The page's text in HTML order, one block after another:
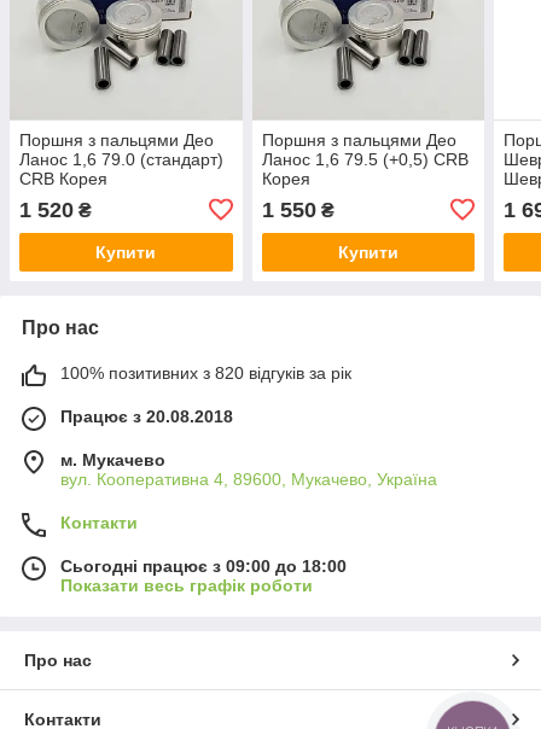
Поршня з пальцями Део
Ланос 1,6 79.0 (стандарт)
CRB Корея
1 520 ₴
Купити
Поршня з пальцями Део
Ланос 1,6 79.5 (+0,5) CRB
Корея
1 550₴
Купити
1
Про нас
100% позитивних з 820 відгуків за рік
Працює з 20.08.2018
м. Мукачево
вул. Кооперативна 4, 89600, Мукачево, Україна
Контакти
Сьогодні працює з 09:00 до 18:00
Показати весь графік роботи
Про нас
Контакти